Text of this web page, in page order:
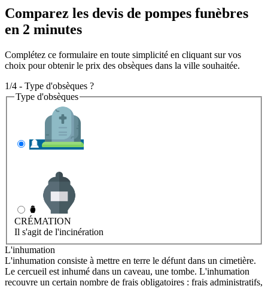
Comparez les devis de pompes funèbres
en 2 minutes
Complétez ce formulaire en toute simplicité en cliquant sur vos
choix pour obtenir le prix des obsèques dans la ville souhaitée.
1/4 - Type d'obsèques ?
Type d'obsèques
CRÉMATION
Il s'agit de l'incinération
L'inhumation
L'inhumation consiste à mettre en terre le défunt dans un cimetière.
Le cercueil est inhumé dans un caveau, une tombe. L'inhumation
recouvre un certain nombre de frais obligatoires : frais administratifs,